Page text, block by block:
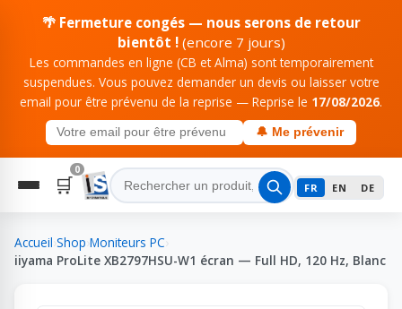
🌴 Fermeture congés — nous serons de retour
bientôt !(encore 7 jours)
Les commandes en ligne (CB et Alma) sont temporairement
suspendues. Vous pouvez demander un devis ou laisser votre
email pour être prévenu de la reprise — Reprise le 17/08/2026.
🔔 Me prévenir
🛒
0
FR EN DE
Accueil Shop Moniteurs PC
iiyama ProLite XB2797HSU-W1 écran — Full HD, 120 Hz, Blanc